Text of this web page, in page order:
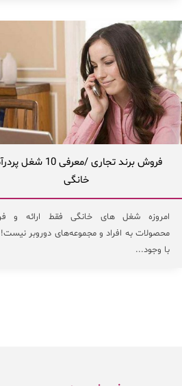
فروش برند تجاری /معرفی 10
خانگی
امروزه شغل های خانگی فقط ارائه و
محصولات به افراد و مجموعه‌های دوروبر نیست!
با وجود...